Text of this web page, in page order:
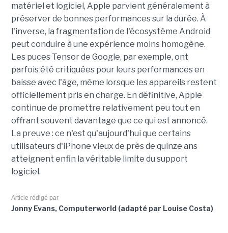
matériel et logiciel, Apple parvient généralement à
préserver de bonnes performances sur la durée. À
l'inverse, la fragmentation de l'écosystème Android
peut conduire à une expérience moins homogène.
Les puces Tensor de Google, par exemple, ont
parfois été critiquées pour leurs performances en
baisse avec l'âge, même lorsque les appareils restent
officiellement pris en charge. En définitive, Apple
continue de promettre relativement peu tout en
offrant souvent davantage que ce qui est annoncé.
La preuve : ce n'est qu'aujourd'hui que certains
utilisateurs d'iPhone vieux de près de quinze ans
atteignent enfin la véritable limite du support
logiciel.
Article rédigé par
Jonny Evans, Computerworld (adapté par Louise Costa)